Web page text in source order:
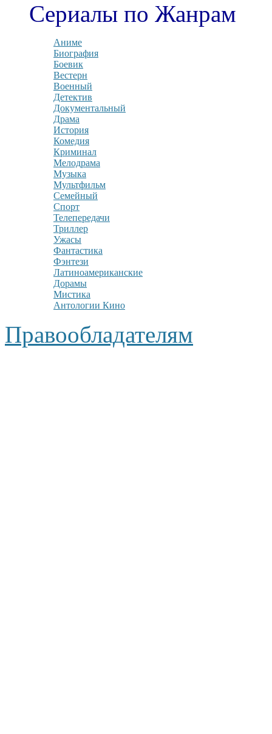
Сериалы по Жанрам
Аниме
Биография
Боевик
Вестерн
Военный
Детектив
Документальный
Драма
История
Комедия
Криминал
Мелодрама
Музыка
Мультфильм
Семейный
Спорт
Телепередачи
Триллер
Ужасы
Фантастика
Фэнтези
Латиноамериканские
Дорамы
Мистика
Антологии Кино
Правообладателям